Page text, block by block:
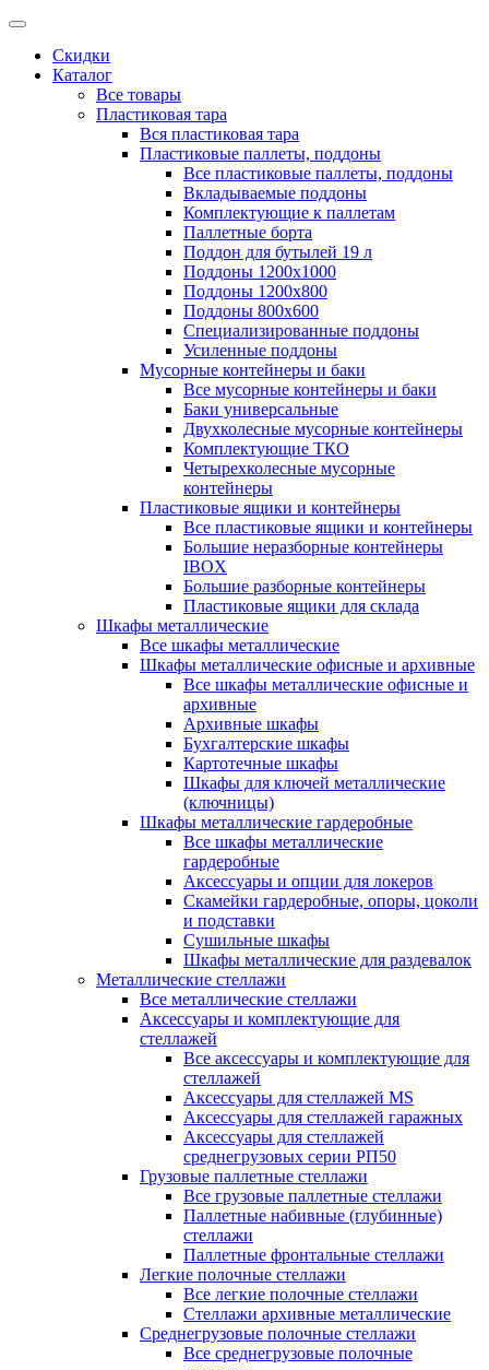
Скидки
Каталог
Все товары
Пластиковая тара
Вся пластиковая тара
Пластиковые паллеты, поддоны
Все пластиковые паллеты, поддоны
Вкладываемые поддоны
Комплектующие к паллетам
Паллетные борта
Поддон для бутылей 19 л
Поддоны 1200х1000
Поддоны 1200х800
Поддоны 800х600
Специализированные поддоны
Усиленные поддоны
Мусорные контейнеры и баки
Все мусорные контейнеры и баки
Баки универсальные
Двухколесные мусорные контейнеры
Комплектующие ТКО
Четырехколесные мусорные
контейнеры
Пластиковые ящики и контейнеры
Все пластиковые ящики и контейнеры
Большие неразборные контейнеры
IBOX
Большие разборные контейнеры
Пластиковые ящики для склада
Шкафы металлические
Все шкафы металлические
Шкафы металлические офисные и архивные
Все шкафы металлические офисные и
архивные
Архивные шкафы
Бухгалтерские шкафы
Картотечные шкафы
Шкафы для ключей металлические
(ключницы)
Шкафы металлические гардеробные
Все шкафы металлические
гардеробные
Аксессуары и опции для локеров
Скамейки гардеробные, опоры, цоколи
и подставки
Сушильные шкафы
Шкафы металлические для раздевалок
Металлические стеллажи
Все металлические стеллажи
Аксессуары и комплектующие для
стеллажей
Все аксессуары и комплектующие для
стеллажей
Аксессуары для стеллажей MS
Аксессуары для стеллажей гаражных
Аксессуары для стеллажей
среднегрузовых серии РП50
Грузовые паллетные стеллажи
Все грузовые паллетные стеллажи
Паллетные набивные (глубинные)
стеллажи
Паллетные фронтальные стеллажи
Легкие полочные стеллажи
Все легкие полочные стеллажи
Стеллажи архивные металлические
Среднегрузовые полочные стеллажи
Все среднегрузовые полочные